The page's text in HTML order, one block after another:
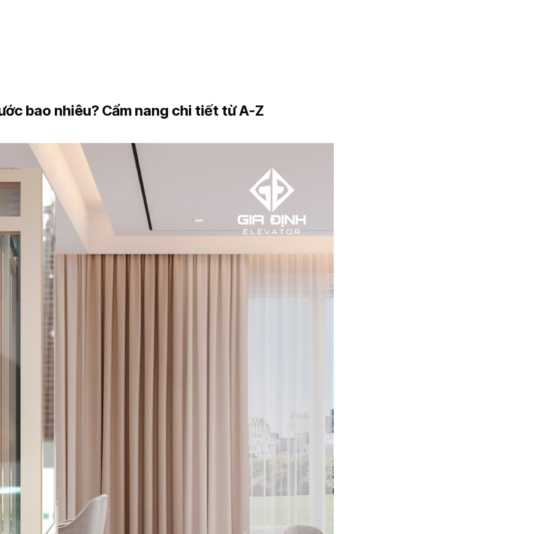
bao nhiêu? Cẩm nang chi tiết từ A-Z